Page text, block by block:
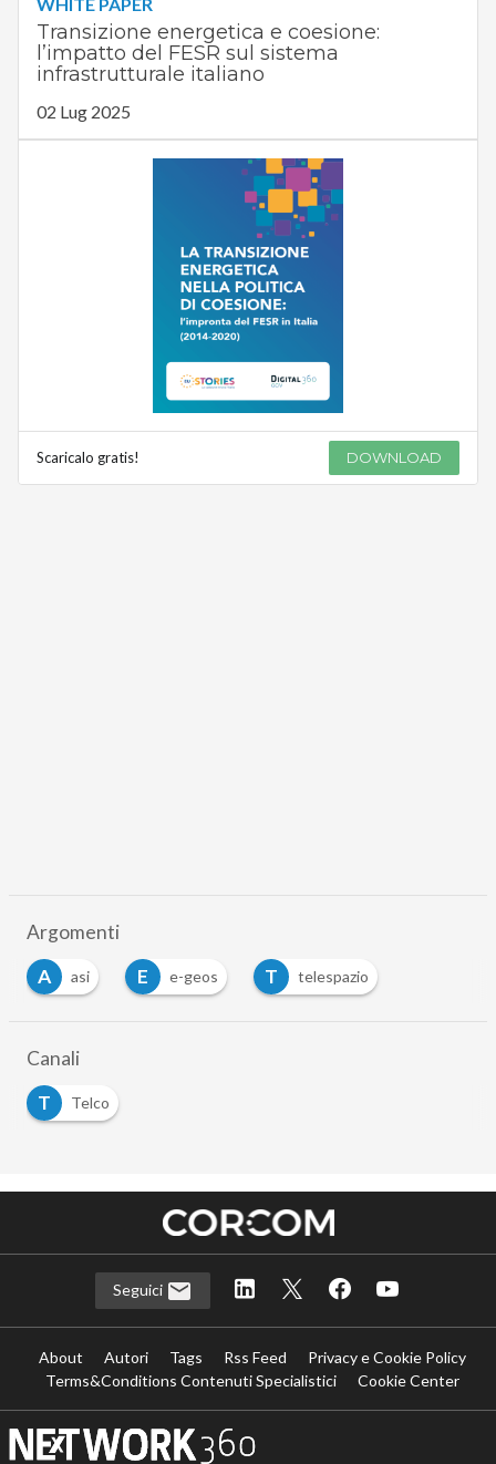
Transizione energetica e coesione:
l’impatto del FESR sul sistema
infrastrutturale italiano
02 Lug 2025
Scaricalo gratis! DOWNLOAD
Argomenti
A
asi E e-geos T telespazio
Canali
T
Telco
Seguici
About Autori Tags Rss Feed
Privacy e Cookie Policy
Terms&Conditions Contenuti Specialistici
Cookie Center